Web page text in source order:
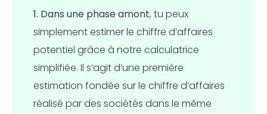
1. Dans une phase amont, tu peux
simplement estimer le chiffre d’affaires
potentiel grâce à notre calculatrice
simplifiée. Il s’agit d’une première
estimation fondée sur le chiffre d’affaires
réalisé par des sociétés dans le même